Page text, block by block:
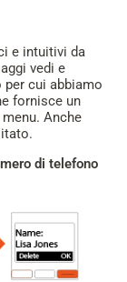
e intuitivi da
vedi e
cui abbiamo
fornisce un
Anche
di telefono